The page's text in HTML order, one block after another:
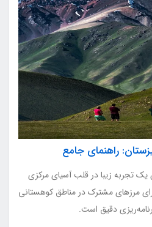
راهنمای جامع
یک تجربه زیبا در قلب آسیای مرکزی
مرزهای مشترک در مناطق کوهستانی
دقیق است.